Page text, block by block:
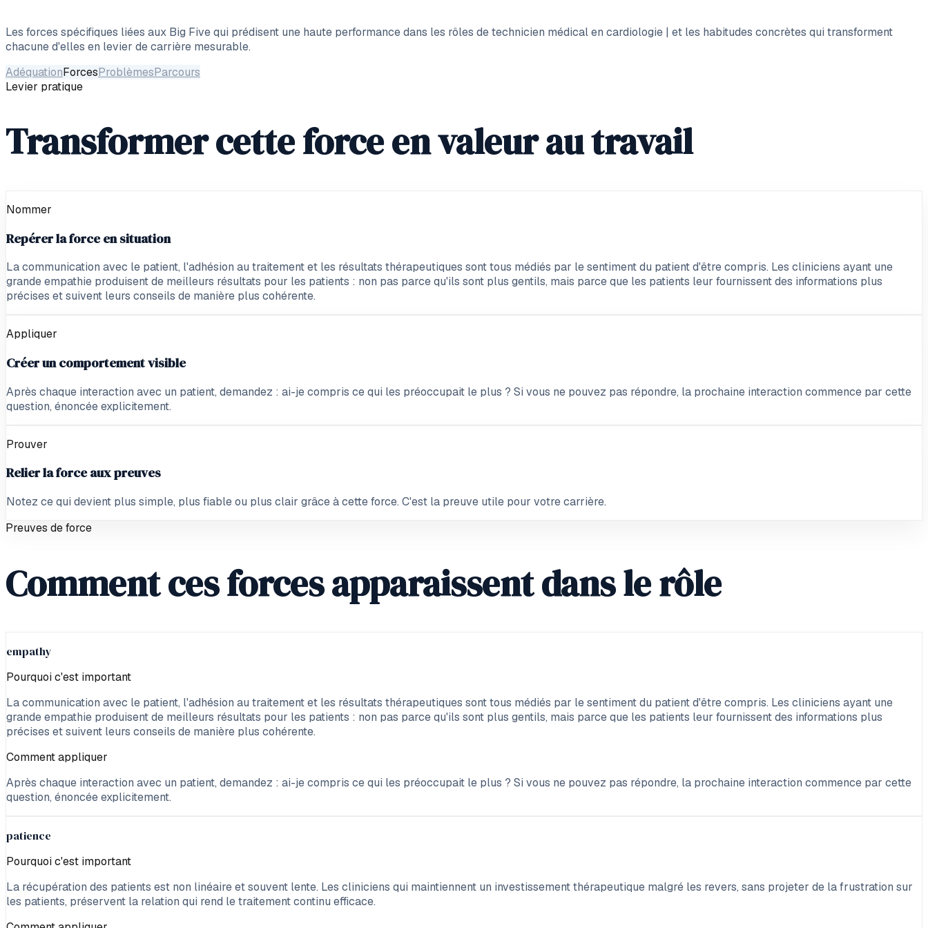
Les forces spécifiques liées aux Big Five qui prédisent une haute performance dans les rôles de technicien médical en cardiologie | et les habitudes concrètes qui transforment
chacune d'elles en levier de carrière mesurable.
AdéquationForcesProblèmesParcours
Levier pratique
Transformer cette force en valeur au travail
Nommer
Repérer la force en situation
La communication avec le patient, l'adhésion au traitement et les résultats thérapeutiques sont tous médiés par le sentiment du patient d'être compris. Les cliniciens ayant une
grande empathie produisent de meilleurs résultats pour les patients : non pas parce qu'ils sont plus gentils, mais parce que les patients leur fournissent des informations plus
précises et suivent leurs conseils de manière plus cohérente.
Appliquer
Créer un comportement visible
Après chaque interaction avec un patient, demandez : ai-je compris ce qui les préoccupait le plus ? Si vous ne pouvez pas répondre, la prochaine interaction commence par cette
question, énoncée explicitement.
Prouver
Relier la force aux preuves
Notez ce qui devient plus simple, plus fiable ou plus clair grâce à cette force. C'est la preuve utile pour votre carrière.
Preuves de force
Comment ces forces apparaissent dans le rôle
empathy
Pourquoi c'est important
La communication avec le patient, l'adhésion au traitement et les résultats thérapeutiques sont tous médiés par le sentiment du patient d'être compris. Les cliniciens ayant une
grande empathie produisent de meilleurs résultats pour les patients : non pas parce qu'ils sont plus gentils, mais parce que les patients leur fournissent des informations plus
précises et suivent leurs conseils de manière plus cohérente.
Comment appliquer
Après chaque interaction avec un patient, demandez : ai-je compris ce qui les préoccupait le plus ? Si vous ne pouvez pas répondre, la prochaine interaction commence par cette
question, énoncée explicitement.
patience
Pourquoi c'est important
La récupération des patients est non linéaire et souvent lente. Les cliniciens qui maintiennent un investissement thérapeutique malgré les revers, sans projeter de la frustration sur
les patients, préservent la relation qui rend le traitement continu efficace.